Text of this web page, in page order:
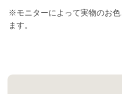
※モニターによって実物のお
ます。